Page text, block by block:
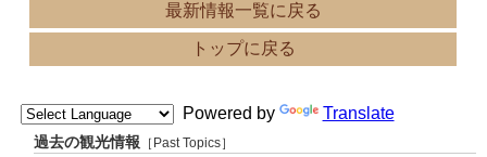
最新情報一覧に戻る
トップに戻る
Powered by Translate
過去の観光情報 ［Past Topics］